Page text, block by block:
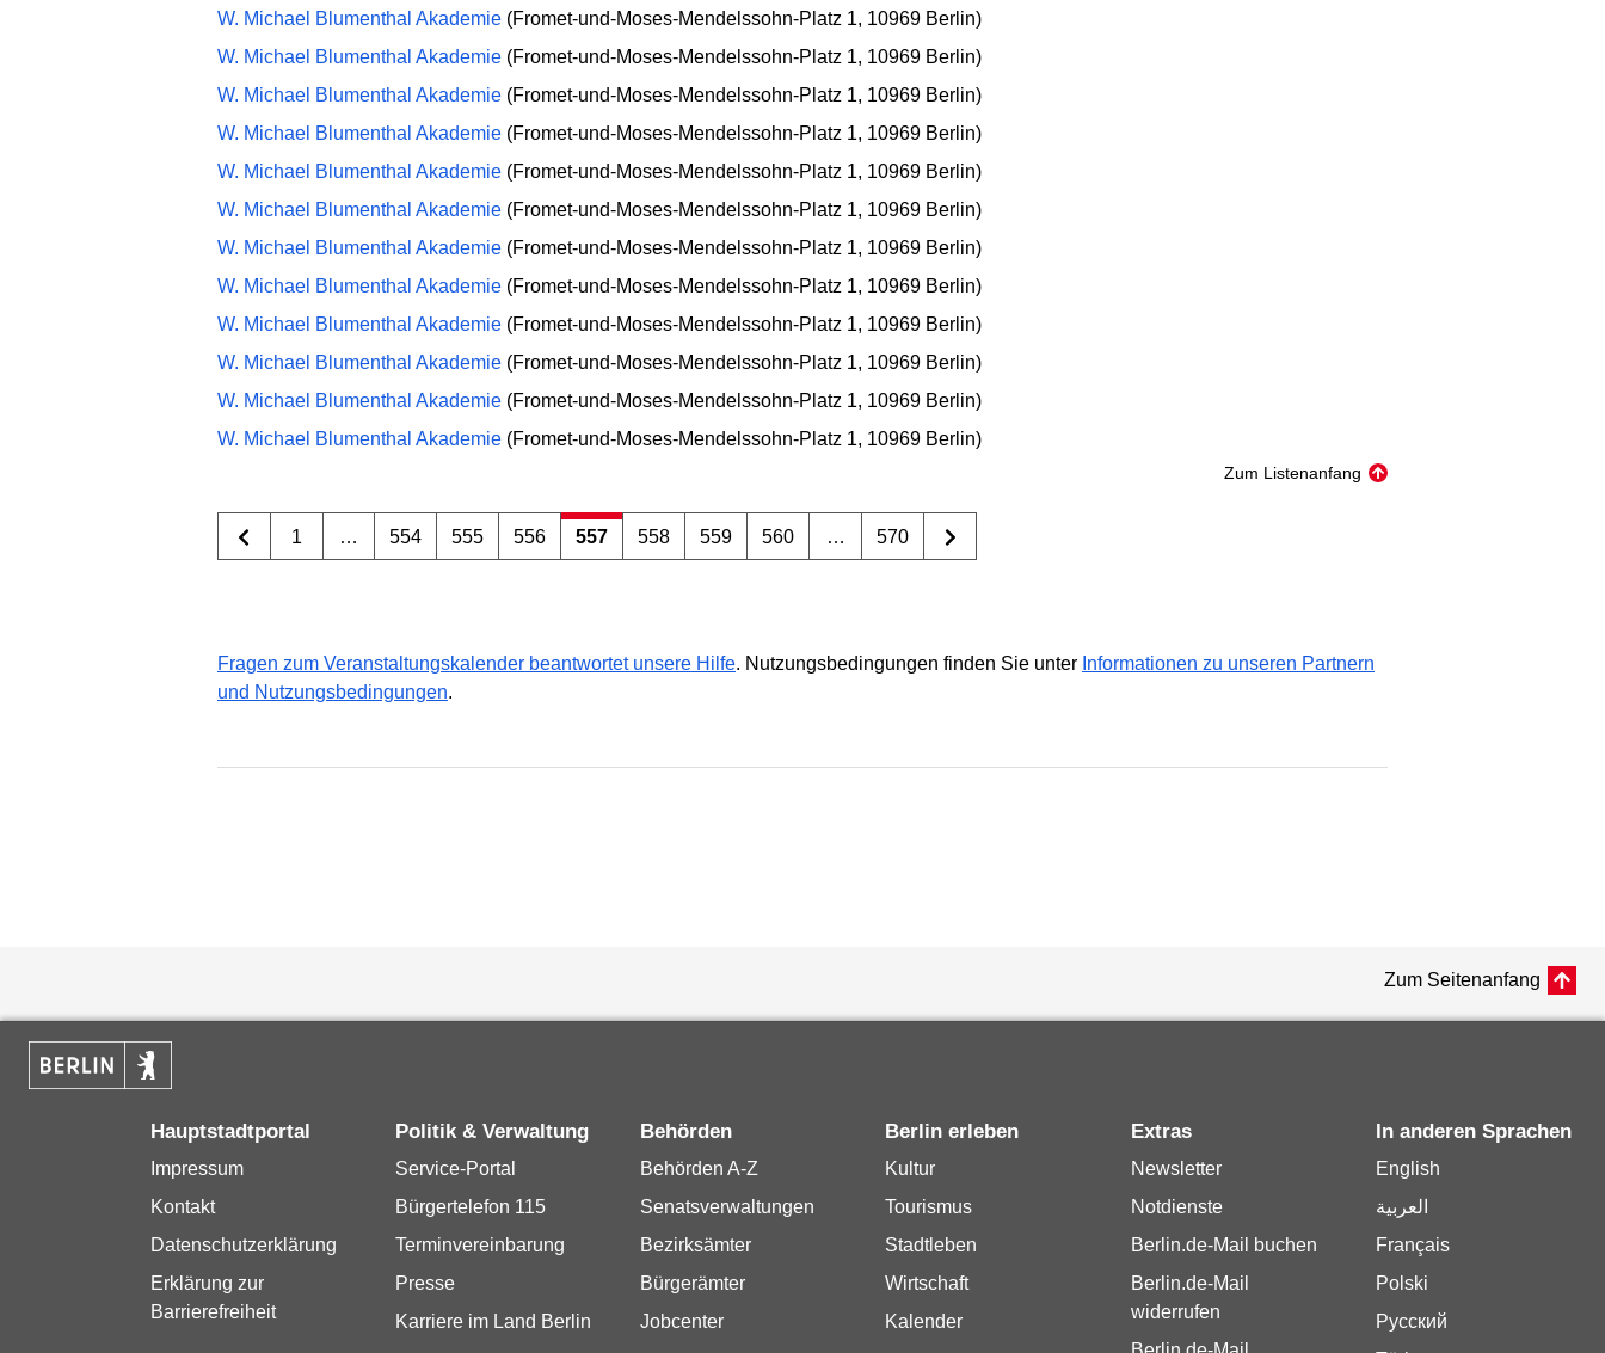
W. Michael Blumenthal Akademie (Fromet-und-Moses-Mendelssohn-Platz 1, 10969 Berlin)
W. Michael Blumenthal Akademie (Fromet-und-Moses-Mendelssohn-Platz 1, 10969 Berlin)
W. Michael Blumenthal Akademie (Fromet-und-Moses-Mendelssohn-Platz 1, 10969 Berlin)
W. Michael Blumenthal Akademie (Fromet-und-Moses-Mendelssohn-Platz 1, 10969 Berlin)
W. Michael Blumenthal Akademie (Fromet-und-Moses-Mendelssohn-Platz 1, 10969 Berlin)
W. Michael Blumenthal Akademie (Fromet-und-Moses-Mendelssohn-Platz 1, 10969 Berlin)
W. Michael Blumenthal Akademie (Fromet-und-Moses-Mendelssohn-Platz 1, 10969 Berlin)
W. Michael Blumenthal Akademie (Fromet-und-Moses-Mendelssohn-Platz 1, 10969 Berlin)
W. Michael Blumenthal Akademie (Fromet-und-Moses-Mendelssohn-Platz 1, 10969 Berlin)
W. Michael Blumenthal Akademie (Fromet-und-Moses-Mendelssohn-Platz 1, 10969 Berlin)
W. Michael Blumenthal Akademie (Fromet-und-Moses-Mendelssohn-Platz 1, 10969 Berlin)
W. Michael Blumenthal Akademie (Fromet-und-Moses-Mendelssohn-Platz 1, 10969 Berlin)
Zum Listenanfang
1 … 554 555 556 557 558 559 560 … 570
Fragen zum Veranstaltungskalender beantwortet unsere Hilfe. Nutzungsbedingungen finden Sie unter Informationen zu unseren Partnern
und Nutzungsbedingungen.
Zum Seitenanfang
Hauptstadtportal
Impressum
Kontakt
Datenschutzerklärung
Erklärung zur
Barrierefreiheit
Politik & Verwaltung
Service-Portal
Bürgertelefon 115
Terminvereinbarung
Presse
Karriere im Land Berlin
Behörden
Behörden A-Z
Senatsverwaltungen
Bezirksämter
Bürgerämter
Jobcenter
Berlin erleben
Kultur
Tourismus
Stadtleben
Wirtschaft
Kalender
Extras
Newsletter
Notdienste
Berlin.de-Mail buchen
Berlin.de-Mail
widerrufen
In anderen Sprachen
English
العربية
Français
Polski
Русский